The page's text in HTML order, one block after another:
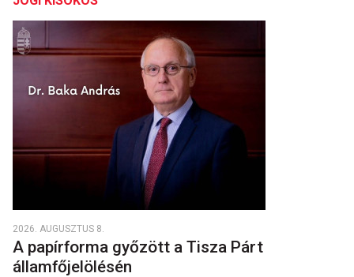
2026. AUGUSZTUS 8.
A papírforma győzött a Tisza Párt
államfőjelölésén